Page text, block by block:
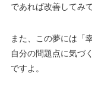
であれば改善してみ
また、この夢には「
自分の問題点に気づ
ですよ。